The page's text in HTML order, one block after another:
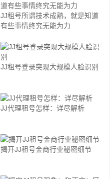
JJ租号所谓技术成熟，就是知道
有些事情终究无能为力
JJ租号登录突现大规模人脸识别
JJ代理租号怎样：详尽解析
揭开JJ租号金商行业秘密细节